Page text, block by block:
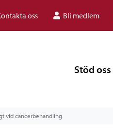
oss Bli medlem
Stöd oss
vid cancerbehandling